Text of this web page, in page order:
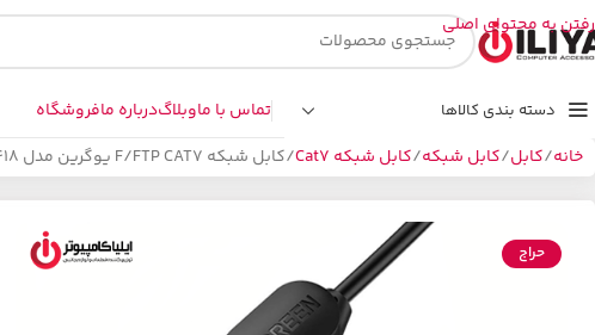
رفتن به محتوای اصلی
دسته بندی کالاها تماس با ماوبلاگدرباره مافروشگاه
خانه کابل کابل شبکه کابل شبکه Cat7 کابل شبکه F/FTP CAT7 یوگرین مدل UGREEN NW149-80418 طول 3 متر
حراج